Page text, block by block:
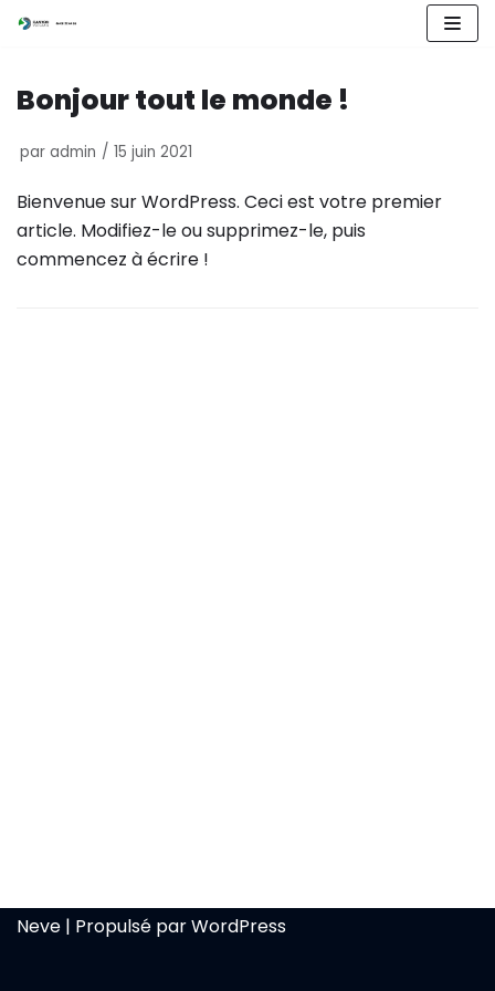
au
contenu
Bonjour tout le monde !
par admin 15 juin 2021
Bienvenue sur WordPress. Ceci est votre premier
article. Modifiez-le ou supprimez-le, puis
commencez à écrire !
Neve | Propulsé parWordPress